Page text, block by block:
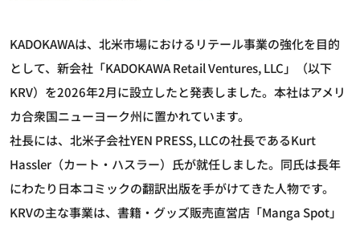
KADOKAWAは、北米市場におけるリテール事業の強化を目的
として、新会社「KADOKAWA Retail Ventures, LLC」（以下
KRV）を2026年2月に設立したと発表しました。本社はアメリ
カ合衆国ニューヨーク州に置かれています。
社長には、北米子会社YEN PRESS, LLCの社長であるKurt
Hassler（カート・ハスラー）氏が就任しました。同氏は長年
にわたり日本コミックの翻訳出版を手がけてきた人物です。
KRVの主な事業は、書籍・グッズ販売直営店「Manga Spot」